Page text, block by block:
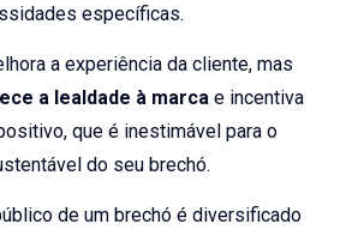
específicas.
a experiência da cliente, mas
a lealdade à marca e incentiva
que é inestimável para o
do seu brechó.
de um brechó é diversificado